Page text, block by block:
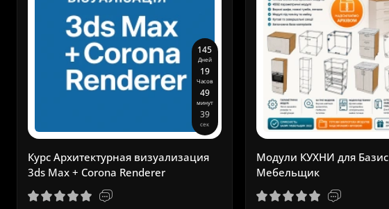
145
Дней
19
Часов
49
минут
38
сек
Курс Архитектурная визуализация
3ds Max + Corona Renderer
Модули КУХНИ для Базис
Мебельщик